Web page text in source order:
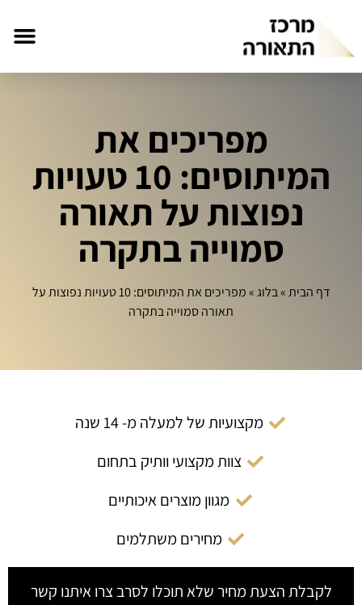
מפריכים את
המיתוסים: 10 טעויות
נפוצות על תאורה
סמוייה בתקרה
דף הבית»בלוג»
מפריכים את המיתוסים: 10 טעויות נפוצות על
תאורה סמוייה בתקרה
מקצועיות של למעלה מ- 14 שנה
צוות מקצועי וותיק בתחום
מגוון מוצרים איכותיים
מחירים משתלמים
לקבלת הצעת מחיר שלא תוכלו לסרב צרו איתנו קשר